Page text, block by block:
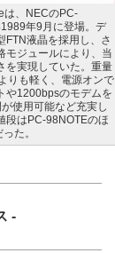
は、NECのPC-
年9月に登場。デ
FTN液晶を採用し、さ
モジュールにより、当
を実現していた。重量
りも軽く、電源オンで
や1200bpsのモデムを
使用可能など充実し
段はPC-98NOTEのほ
た。
-